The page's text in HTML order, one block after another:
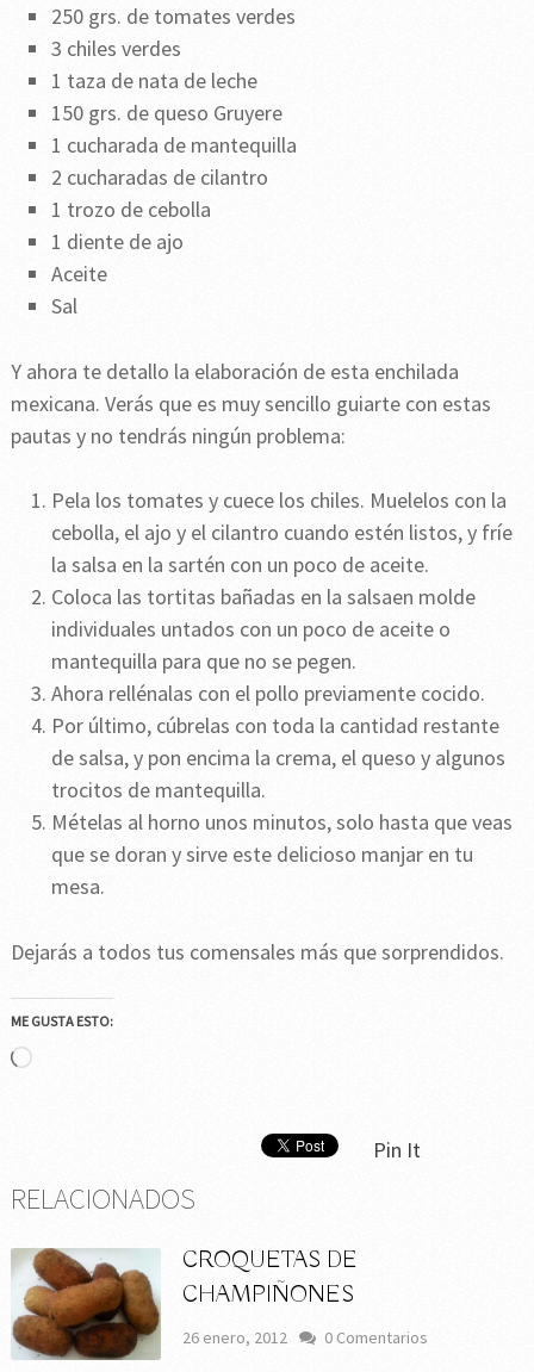
250 grs. de tomates verdes
3 chiles verdes
1 taza de nata de leche
150 grs. de queso Gruyere
1 cucharada de mantequilla
2 cucharadas de cilantro
1 trozo de cebolla
1 diente de ajo
Aceite
Sal
Y ahora te detallo la elaboración de esta enchilada
mexicana. Verás que es muy sencillo guiarte con estas
pautas y no tendrás ningún problema:
Pela los tomates y cuece los chiles. Muelelos con la
cebolla, el ajo y el cilantro cuando estén listos, y fríe
la salsa en la sartén con un poco de aceite.
Coloca las tortitas bañadas en la salsaen molde
individuales untados con un poco de aceite o
mantequilla para que no se pegen.
Ahora rellénalas con el pollo previamente cocido.
Por último, cúbrelas con toda la cantidad restante
de salsa, y pon encima la crema, el queso y algunos
trocitos de mantequilla.
Mételas al horno unos minutos, solo hasta que veas
que se doran y sirve este delicioso manjar en tu
mesa.
Dejarás a todos tus comensales más que sorprendidos.
ME GUSTA ESTO:
Cargando...
Pin It
RELACIONADOS
CROQUETAS DE
CHAMPIÑONES
26 enero, 2012 0 Comentarios